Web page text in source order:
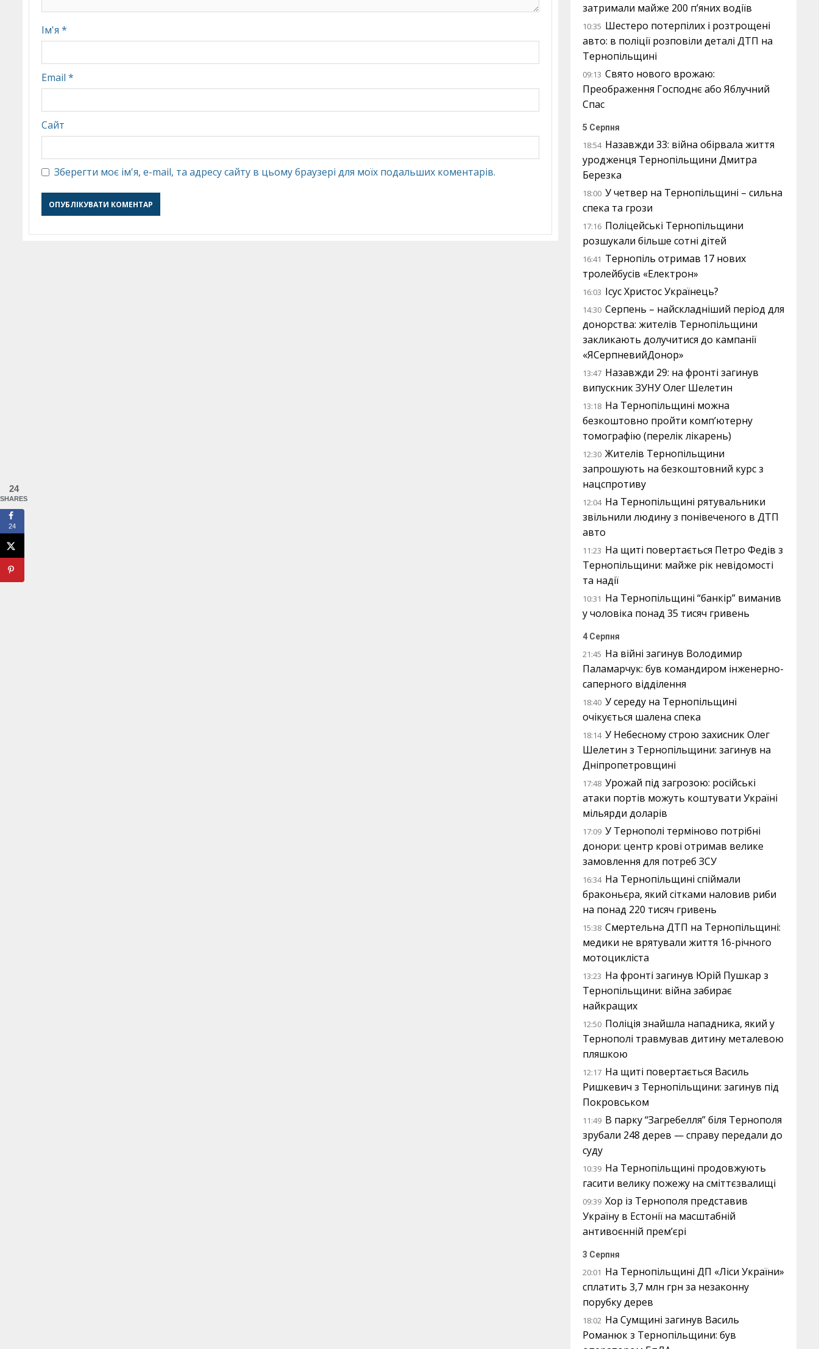
Ім'я *
Email *
Сайт
Зберегти моє ім'я, e-mail, та адресу сайту в цьому браузері для моїх подальших коментарів.
затримали майже 200 п’яних водіїв
10:35 Шестеро потерпілих і розтрощені
авто: в поліції розповіли деталі ДТП на
Тернопільщині
09:13 Свято нового врожаю:
Преображення Господнє або Яблучний
Спас
5 Серпня
18:54 Назавжди 33: війна обірвала життя
уродженця Тернопільщини Дмитра
Березка
18:00 У четвер на Тернопільщині – сильна
спека та грози
17:16 Поліцейські Тернопільщини
розшукали більше сотні дітей
16:41 Тернопіль отримав 17 нових
тролейбусів «Електрон»
16:03 Ісус Христос Українець?
14:30 Серпень – найскладніший період для
донорства: жителів Тернопільщини
закликають долучитися до кампанії
«ЯСерпневийДонор»
13:47 Назавжди 29: на фронті загинув
випускник ЗУНУ Олег Шелетин
13:18 На Тернопільщині можна
безкоштовно пройти комп’ютерну
томографію (перелік лікарень)
12:30 Жителів Тернопільщини
запрошують на безкоштовний курс з
нацспротиву
12:04 На Тернопільщині рятувальники
звільнили людину з понівеченого в ДТП
авто
11:23 На щиті повертається Петро Федів з
Тернопільщини: майже рік невідомості
та надії
10:31 На Тернопільщині “банкір” виманив
у чоловіка понад 35 тисяч гривень
4 Серпня
21:45 На війні загинув Володимир
Паламарчук: був командиром інженерно-
саперного відділення
18:40 У середу на Тернопільщині
очікується шалена спека
18:14 У Небесному строю захисник Олег
Шелетин з Тернопільщини: загинув на
Дніпропетровщині
17:48 Урожай під загрозою: російські
атаки портів можуть коштувати Україні
мільярди доларів
17:09 У Тернополі терміново потрібні
донори: центр крові отримав велике
замовлення для потреб ЗСУ
16:34 На Тернопільщині спіймали
браконьєра, який сітками наловив риби
на понад 220 тисяч гривень
15:38 Смертельна ДТП на Тернопільщині:
медики не врятували життя 16-річного
мотоцикліста
13:23 На фронті загинув Юрій Пушкар з
Тернопільщини: війна забирає
найкращих
12:50 Поліція знайшла нападника, який у
Тернополі травмував дитину металевою
пляшкою
12:17 На щиті повертається Василь
Ришкевич з Тернопільщини: загинув під
Покровськом
11:49 В парку “Загребелля” біля Тернополя
зрубали 248 дерев — справу передали до
суду
10:39 На Тернопільщині продовжують
гасити велику пожежу на сміттєзвалищі
09:39 Хор із Тернополя представив
Україну в Естонії на масштабній
антивоєнній прем’єрі
3 Серпня
20:01 На Тернопільщині ДП «Ліси України»
сплатить 3,7 млн грн за незаконну
порубку дерев
18:02 На Сумщині загинув Василь
Романюк з Тернопільщини: був
24
SHARES
24